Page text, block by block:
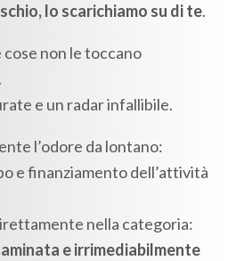
lo scarichiamo su di te.
non le toccano
e un radar infallibile.
l’odore da lontano:
e finanziamento dell’attività
nella categoria:
e irrimediabilmente